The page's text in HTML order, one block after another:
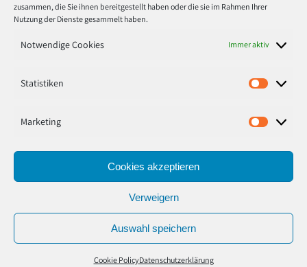
zusammen, die Sie ihnen bereitgestellt haben oder die sie im Rahmen Ihrer
Nutzung der Dienste gesammelt haben.
Notwendige Cookies Immer aktiv
Statistiken
Marketing
Cookies akzeptieren
Verweigern
Auswahl speichern
Cookie PolicyDatenschutzerklärung
Dienstag8:30 - 17:00
Mitwoch 8:30 - 17:00
© 2020 tinte toner medien Marcus Stoffers. Alle Rechte
vorbehalten.
Shop Über uns Team Karriere FAQ Kontakt